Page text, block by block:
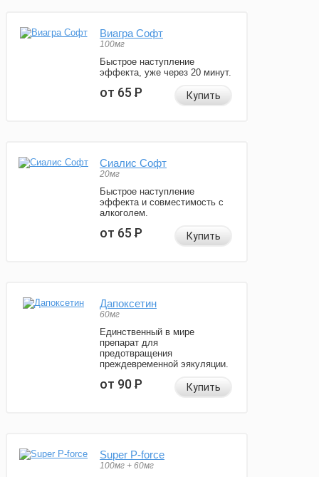
Виагра Софт
100мг
Быстрое наступление
эффекта, уже через 20 минут.
от 65Р Купить
Сиалис Софт
20мг
Быстрое наступление
эффекта и совместимость с
алкоголем.
от 65Р Купить
Дапоксетин
60мг
Единственный в мире
препарат для
предотвращения
преждевременной эякуляции.
от 90Р Купить
Super P-force
100мг + 60мг